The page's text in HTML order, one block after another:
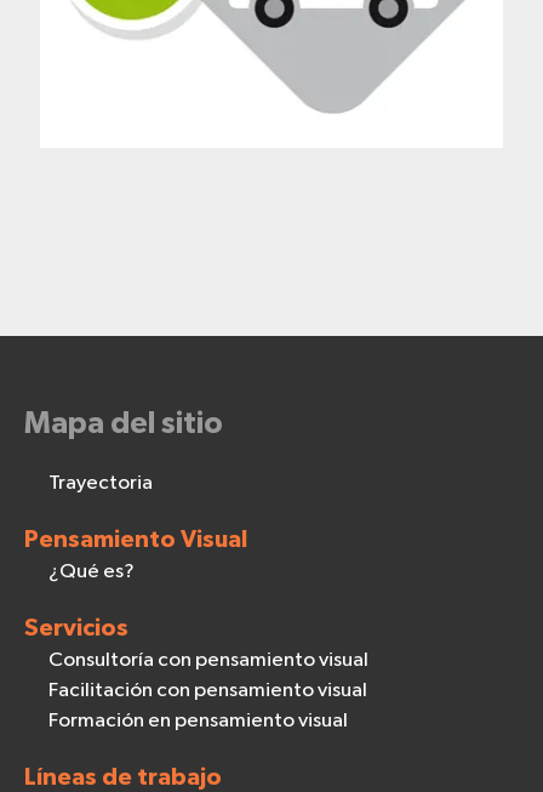
Mapa del sitio
Trayectoria
Pensamiento Visual
¿Qué es?
Servicios
Consultoría con pensamiento visual
Facilitación con pensamiento visual
Formación en pensamiento visual
Líneas de trabajo